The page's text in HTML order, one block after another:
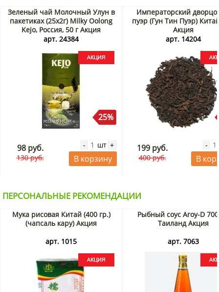
Зеленый чай Молочный Улун в
пакетиках (25х2г) Milky Oolong
Kejo, Россия, 50 г Акция
арт. 24384
25%
98 руб.
130 руб.
- шт +
В корзину
Императорский
пуэр (Гун Тин Пуэр)
Акция
арт. 14204
199 руб.
400 руб.
-
В
ПЕРСОНАЛЬНЫЕ РЕКОМЕНДАЦИИ
Мука рисовая Китай (400 гр.)
(чапсаль кару) Акция
арт. 1015
Рыбный соус Aroy-D
Таиланд Акция
арт. 7063